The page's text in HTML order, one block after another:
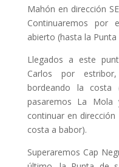
Mahón en dirección
Continuaremos
abierto (hasta la Punta
Llegados a este
Carlos por
bordeando la costa
pasaremos La Mola
continuar en
costa a babor).
Superaremos Cap